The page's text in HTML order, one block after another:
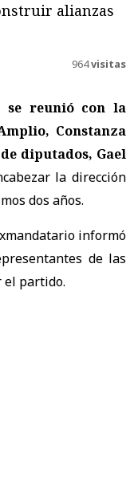
alianzas
964visitas
se reunió con la
Constanza
diputados, Gael
la dirección
dos años.
informó
de las
el partido.